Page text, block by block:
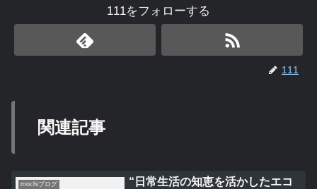
111をフォローする
111
関連記事
mochiブログ
“日常生活の知恵を活かしたエコ